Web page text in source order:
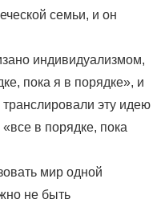
семьи, и он
индивидуализмом,
пока я в порядке», и
эту идею
«все в порядке, пока
мир одной
не быть